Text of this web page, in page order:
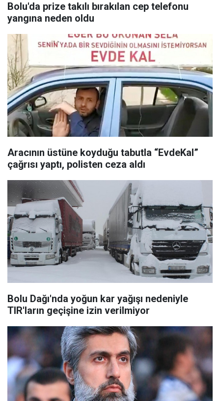
Bolu'da prize takılı bırakılan cep telefonu
yangına neden oldu
Aracının üstüne koyduğu tabutla “EvdeKal”
çağrısı yaptı, polisten ceza aldı
Bolu Dağı'nda yoğun kar yağışı nedeniyle
TIR'ların geçişine izin verilmiyor